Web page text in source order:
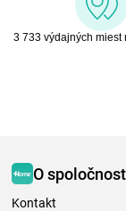
3 733 výdajných miest
O
Kontakt